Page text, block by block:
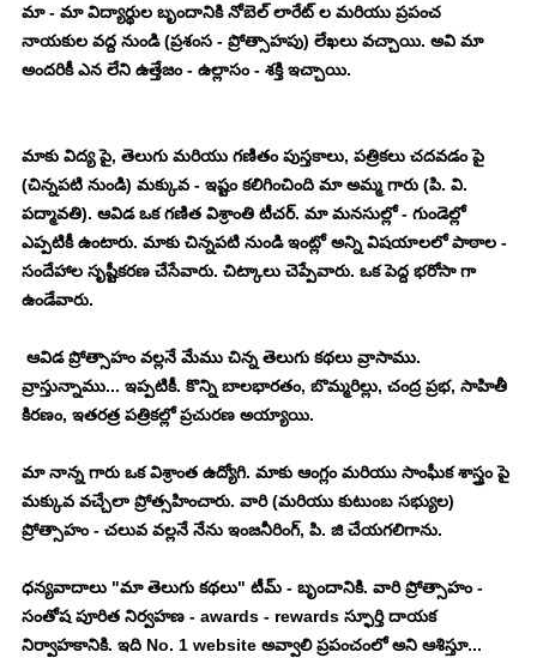
మా - మా విద్యార్థుల బృందానికి నోబెల్ లారేట్ ల మరియు ప్రపంచ
నాయకుల వద్ద నుండి (ప్రశంస - ప్రోత్సాహపు) లేఖలు వచ్చాయి. అవి మా
అందరికీ ఎన లేని ఉత్తేజం - ఉల్లాసం - శక్తి ఇచ్చాయి.
మాకు విద్య పై, తెలుగు మరియు గణితం పుస్తకాలు, పత్రికలు చదవడం పై
(చిన్నపటి నుండి) మక్కువ - ఇష్టం కలిగించింది మా అమ్మ గారు (పి. వి.
పద్మావతి). ఆవిడ ఒక గణిత విశ్రాంతి టీచర్. మా మనసుల్లో - గుండెల్లో
ఎప్పటికీ ఉంటారు. మాకు చిన్నపటి నుండి ఇంట్లో అన్ని విషయాలలో పాఠాల -
సందేహాల సృష్టీకరణ చేసేవారు. చిట్కాలు చెప్పేవారు. ఒక పెద్ద భరోసా గా
ఉండేవారు.
ఆవిడ ప్రోత్సాహం వల్లనే మేము చిన్న తెలుగు కథలు వ్రాసాము.
వ్రాస్తున్నాము... ఇప్పటికీ. కొన్ని బాలభారతం, బొమ్మరిల్లు, చంద్ర ప్రభ, సాహితీ
కిరణం, ఇతరత్ర పత్రికల్లో ప్రచురణ అయ్యాయి.
మా నాన్న గారు ఒక విశ్రాంత ఉద్యోగి. మాకు ఆంగ్లం మరియు సాంఘీక శాస్త్రం పై
మక్కువ వచ్చేలా ప్రోత్సహించారు. వారి (మరియు కుటుంబ సభ్యుల)
ప్రోత్సాహం - చలువ వల్లనే నేను ఇంజనీరింగ్, పి. జి చేయగలిగాను.
ధన్యవాదాలు "మా తెలుగు కథలు" టీమ్ - బృందానికి. వారి ప్రోత్సాహం -
సంతోష పూరిత నిర్వహణ - awards - rewards స్ఫూర్తి దాయక
నిర్వాహకానికి. ఇది No. 1 website అవ్వాలి ప్రపంచంలో అని ఆశిస్తూ...